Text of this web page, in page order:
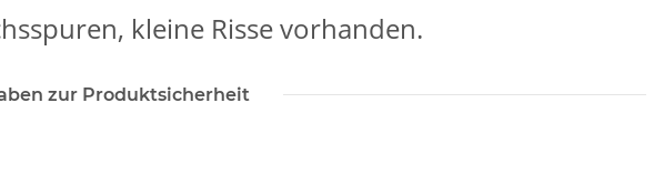
kleine Risse vorhanden.
zur Produktsicherheit